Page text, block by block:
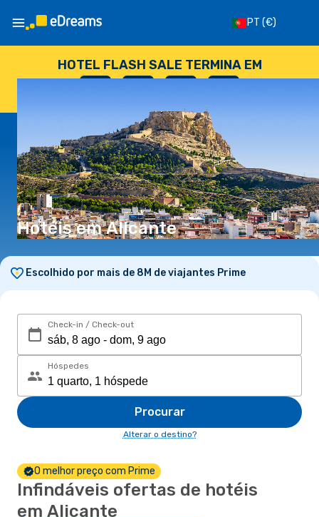
PT (€)
HOTEL FLASH SALE TERMINA EM
Hotéis em Alicante
Escolhido por mais de 8M de viajantes Prime
Check-in / Check-out
Hóspedes
Procurar
Alterar o destino?
O melhor preço com Prime
Infindáveis ofertas de hotéis
em Alicante